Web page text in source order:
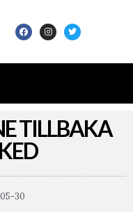
TILLBAKA
30